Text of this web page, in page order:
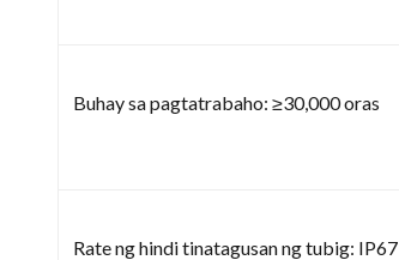
Buhay sa pagtatrabaho: ≥30,000 oras
Rate ng hindi tinatagusan ng tubig: IP67